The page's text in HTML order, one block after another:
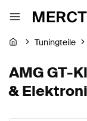
Tuningteile
AMG GT-
&